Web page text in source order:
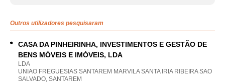
Outros utilizadores pesquisaram
CASA DA PINHEIRINHA, INVESTIMENTOS E GESTÃO DE
BENS MÓVEIS E IMÓVEIS, LDA
LDA
UNIAO FREGUESIAS SANTAREM MARVILA SANTA IRIA RIBEIRA SAO
SALVADO, SANTAREM